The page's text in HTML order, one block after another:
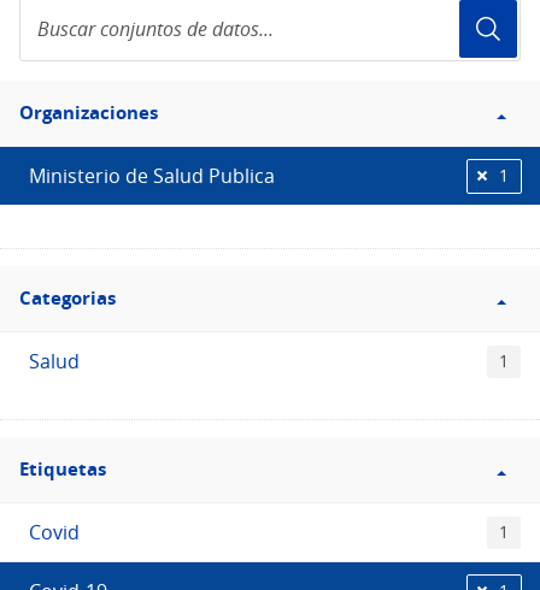
conjuntos
de
Filtro
Organizaciones
Organizaciones
Ministerio de Salud Publica 1
Filtro
Categorias
Categorias
Salud 1
Filtro
Etiquetas
Etiquetas
Covid 1